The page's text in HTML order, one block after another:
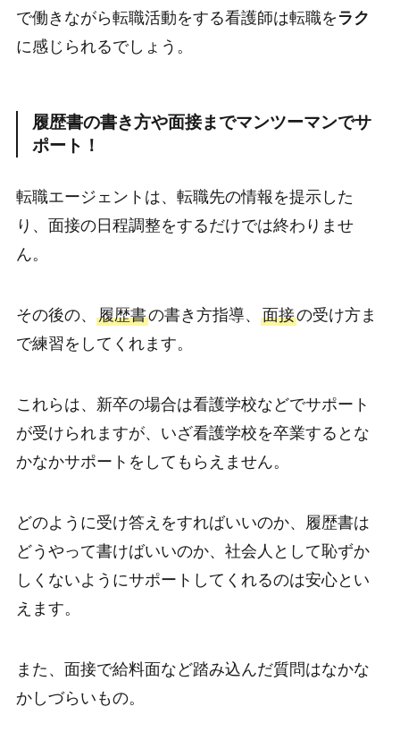
で働きながら転職活動をする看護師は転職を ラク
に感じられるでしょう。
履歴書の書き方や面接までマンツーマンでサ
ポート！
転職エージェントは、転職先の情報を提示した
り、面接の日程調整をするだけでは終わりませ
ん。
その後の、 履歴書の書き方指導、 面接の受け方ま
で練習をしてくれます。
これらは、新卒の場合は看護学校などでサポート
が受けられますが、いざ看護学校を卒業するとな
かなかサポートをしてもらえません。
どのように受け答えをすればいいのか、履歴書は
どうやって書けばいいのか、社会人として恥ずか
しくないようにサポートしてくれるのは安心とい
えます。
また、面接で給料面など踏み込んだ質問はなかな
かしづらいもの。